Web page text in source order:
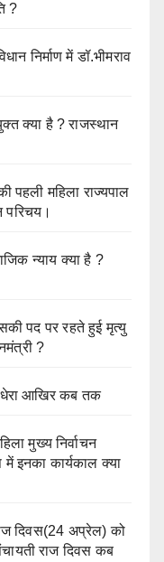
?
निर्माण में डॉ.भीमराव
क्या है ? राजस्थान
पहली महिला राज्यपाल
परिचय।
न्याय क्या है ?
पद पर रहते हुई मृत्यु
?
आखिर कब तक
मुख्य निर्वाचन
कार्यकाल क्या
दिवस(24 अप्रेल) को
राज दिवस कब